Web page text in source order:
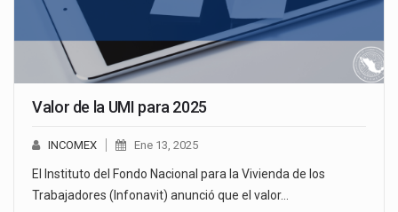
Valor de la UMI para 2025
INCOMEX Ene 13, 2025
El Instituto del Fondo Nacional para la Vivienda de los
Trabajadores (Infonavit) anunció que el valor…